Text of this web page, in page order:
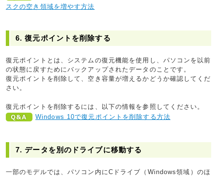
スクの空き領域を増やす方法
6. 復元ポイントを削除する
復元ポイントとは、システムの復元機能を使用し、パソコンを以前
の状態に戻すためにバックアップされたデータのことです。
復元ポイントを削除して、空き容量が増えるかどうか確認してくだ
さい。
復元ポイントを削除するには、以下の情報を参照してください。
Windows 10で復元ポイントを削除する方法
7. データを別のドライブに移動する
一部のモデルでは、パソコン内にCドライブ（Windows領域）のほ